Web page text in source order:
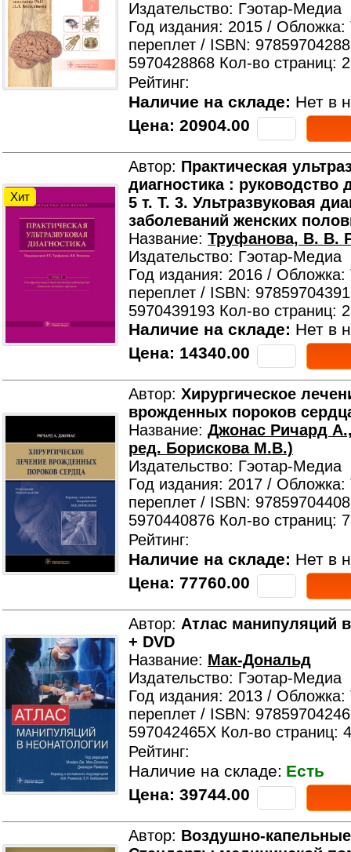
Издательство: Гэотар-Медиа
Год издания: 2015 /
переплет / ISBN:
5970428868 Кол-во страниц:
Рейтинг:
Наличие на складе: Нет в
Цена: 20904.00
Хит
Автор: Практическая
диагностика : руководство
5 т. Т. 3. Ультразвуковая
заболеваний женских
Название: Труфанова, В. В.
Издательство: Гэотар-Медиа
Год издания: 2016 /
переплет / ISBN:
5970439193 Кол-во страниц:
Наличие на складе: Нет в
Цена: 14340.00
Автор: Хирургическое
врожденных пороков
Название: Джонас Ричард
ред. Борискова М.В.)
Издательство: Гэотар-Медиа
Год издания: 2017 /
переплет / ISBN:
5970440876 Кол-во страниц:
Рейтинг:
Наличие на складе: Нет в
Цена: 77760.00
Автор: Атлас манипуляций
+ DVD
Название: Мак-Дональд
Издательство: Гэотар-Медиа
Год издания: 2013 /
переплет / ISBN:
597042465X Кол-во страниц:
Рейтинг:
Наличие на складе: Есть
Цена: 39744.00
Автор: Воздушно-